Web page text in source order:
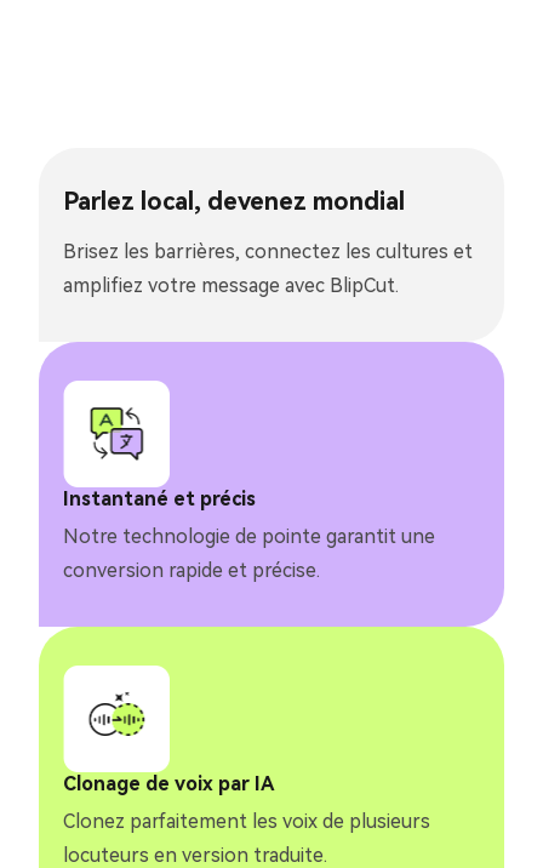
Instantané et précis
Notre technologie de pointe garantit une
conversion rapide et précise.
Parlez local, devenez mondial
Brisez les barrières, connectez les cultures et
amplifiez votre message avec BlipCut.
Clonage de voix par IA
Clonez parfaitement les voix de plusieurs
locuteurs en version traduite.